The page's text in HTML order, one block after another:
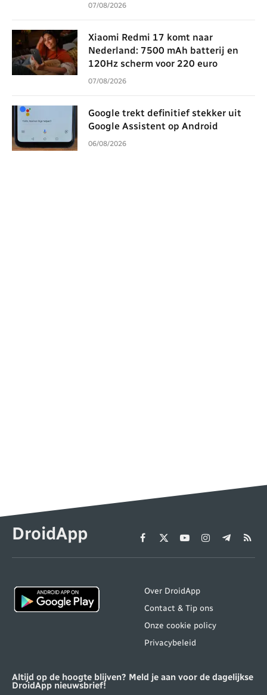
07/08/2026
Xiaomi Redmi 17 komt naar
Nederland: 7500 mAh batterij en
120Hz scherm voor 220 euro
07/08/2026
Google trekt definitief stekker uit
Google Assistent op Android
06/08/2026
DroidApp Facebook
X
(Twitter)
YouTubeInstagram
Telegram
RSS
Over DroidApp
Contact & Tip ons
Onze cookie policy
Privacybeleid
Altijd op de hoogte blijven? Meld je aan voor de dagelijkse
DroidApp nieuwsbrief!